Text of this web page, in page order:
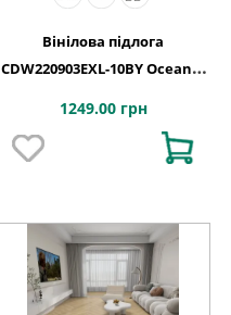
Вінілова підлога
CDW220903EXL-10BY Oceania
1220x180x5
1249.00 грн